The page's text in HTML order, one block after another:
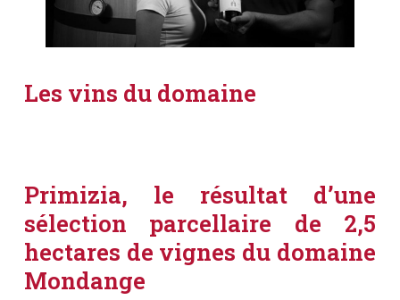
Les vins du domaine
Primizia, le résultat d’une
sélection parcellaire de 2,5
hectares de vignes du domaine
Mondange